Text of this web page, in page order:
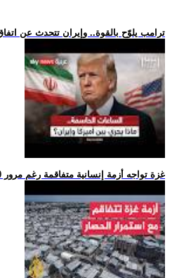
.. ترامب يلوّح بالقوة.. وإيران تتحدث عن
.. غزة تواجه أزمة إنسانية متفاقمة رغم مرور 300 يوم على اتفاق وق